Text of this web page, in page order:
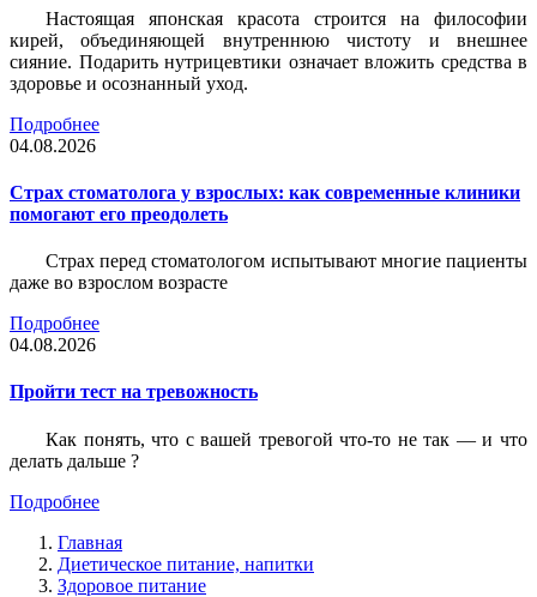
Настоящая японская красота строится на философии
кирей, объединяющей внутреннюю чистоту и внешнее
сияние. Подарить нутрицевтики означает вложить средства в
здоровье и осознанный уход.
Подробнее
04.08.2026
Страх стоматолога у взрослых: как современные клиники
помогают его преодолеть
Страх перед стоматологом испытывают многие пациенты
даже во взрослом возрасте
Подробнее
04.08.2026
Пройти тест на тревожность
Как понять, что с вашей тревогой что-то не так — и что
делать дальше ?
Подробнее
Главная
Диетическое питание, напитки
Здоровое питание